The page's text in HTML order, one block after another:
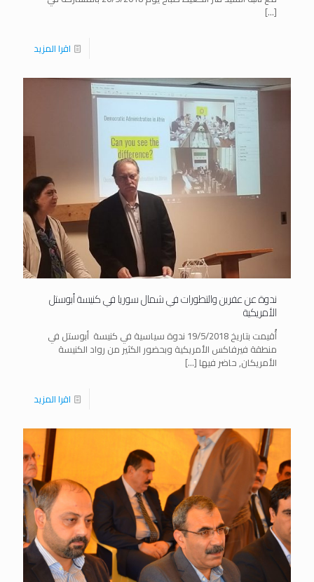
[…]
اقرا المزيد
ندوة عن عفرين والتطورات في شمال سوريا في كنيسة أبوستل
الأمريكية
أُقيمت بتاريخ 19/5/2018 ندوة سياسية في كنيسة أبوستل في
منطقة فيرفاكس الأمريكية وبحضور الكثير من رواد الكنيسة
الأمريكان, حاضر فيها […]
اقرا المزيد